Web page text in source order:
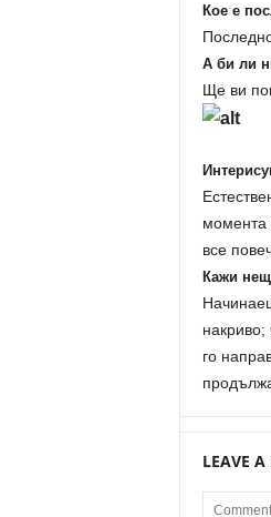
Кое е
А би ли
Ще ви
момента
все
Кажи
го
LEAVE A